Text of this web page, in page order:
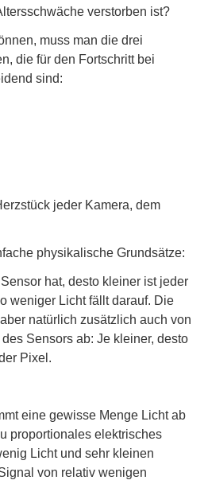
verstorben ist?
muss man die drei
die für den Fortschritt bei
sind:
jeder Kamera, dem
physikalische Grundsätze:
hat, desto kleiner ist jeder
weniger Licht fällt darauf. Die
natürlich zusätzlich auch von
Sensors ab: Je kleiner, desto
Pixel.
eine gewisse Menge Licht ab
proportionales elektrisches
Licht und sehr kleinen
von relativ wenigen